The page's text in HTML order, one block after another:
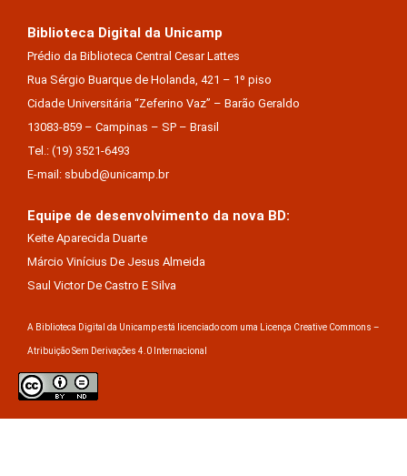
Biblioteca Digital da Unicamp
Prédio da Biblioteca Central Cesar Lattes
Rua Sérgio Buarque de Holanda, 421 – 1º piso
Cidade Universitária “Zeferino Vaz” – Barão Geraldo
13083-859 – Campinas – SP – Brasil
Tel.: (19) 3521-6493
E-mail: sbubd@unicamp.br
Equipe de desenvolvimento da nova BD:
Keite Aparecida Duarte
Márcio Vinícius De Jesus Almeida
Saul Victor De Castro E Silva
A Biblioteca Digital da Unicamp está licenciado com uma Licença Creative Commons –
Atribuição Sem Derivações 4.0 Internacional